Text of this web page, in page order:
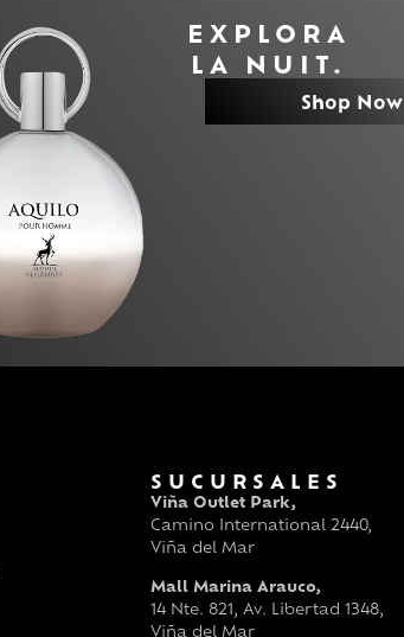
EXPLORA
LA NUIT.
Shop Now
SUCURSALES
Viña Outlet Park,
Camino International 2440,
Viña del Mar
Mall Marina Arauco,
14 Nte. 821, Av. Libertad 1348,
Viña del Mar